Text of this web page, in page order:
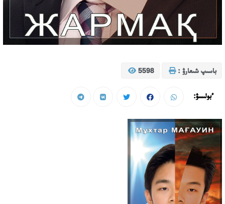
باسىپ شىعارۋ : 5598
ءبولىسۋ: